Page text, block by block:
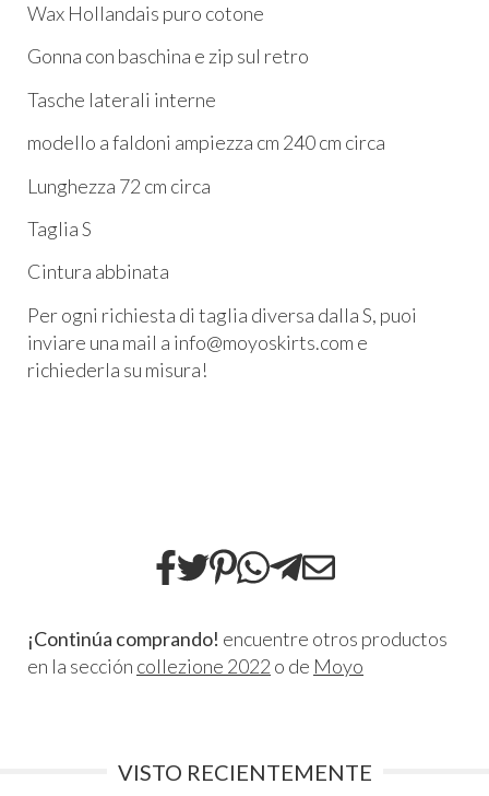
Wax Hollandais puro cotone
Gonna con baschina e zip sul retro
Tasche laterali interne
modello a faldoni ampiezza cm 240 cm circa
Lunghezza 72 cm circa
Taglia S
Cintura abbinata
Per ogni richiesta di taglia diversa dalla S, puoi
inviare una mail a info@moyoskirts.com e
richiederla su misura!
¡Continúa comprando! encuentre otros productos
en la sección collezione 2022 o de Moyo
VISTO RECIENTEMENTE